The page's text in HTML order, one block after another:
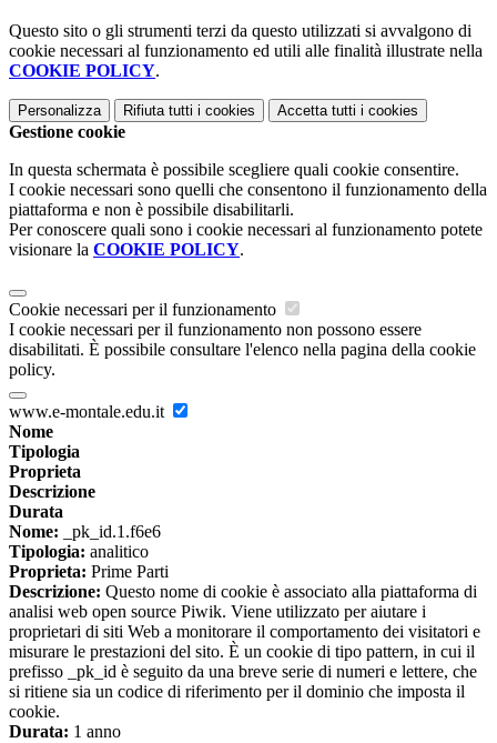
Questo sito o gli strumenti terzi da questo utilizzati si avvalgono di
cookie necessari al funzionamento ed utili alle finalità illustrate nella
COOKIE POLICY.
Personalizza Rifiuta tutti i cookies Accetta tutti i cookies
Gestione cookie
In questa schermata è possibile scegliere quali cookie consentire.
I cookie necessari sono quelli che consentono il funzionamento della
piattaforma e non è possibile disabilitarli.
Per conoscere quali sono i cookie necessari al funzionamento potete
visionare la COOKIE POLICY.
Cookie necessari per il funzionamento
I cookie necessari per il funzionamento non possono essere
disabilitati. È possibile consultare l'elenco nella pagina della cookie
policy.
www.e-montale.edu.it
Nome
Tipologia
Proprieta
Descrizione
Durata
Nome: _pk_id.1.f6e6
Tipologia: analitico
Proprieta: Prime Parti
Descrizione: Questo nome di cookie è associato alla piattaforma di
analisi web open source Piwik. Viene utilizzato per aiutare i
proprietari di siti Web a monitorare il comportamento dei visitatori e
misurare le prestazioni del sito. È un cookie di tipo pattern, in cui il
prefisso _pk_id è seguito da una breve serie di numeri e lettere, che
si ritiene sia un codice di riferimento per il dominio che imposta il
cookie.
Durata: 1 anno